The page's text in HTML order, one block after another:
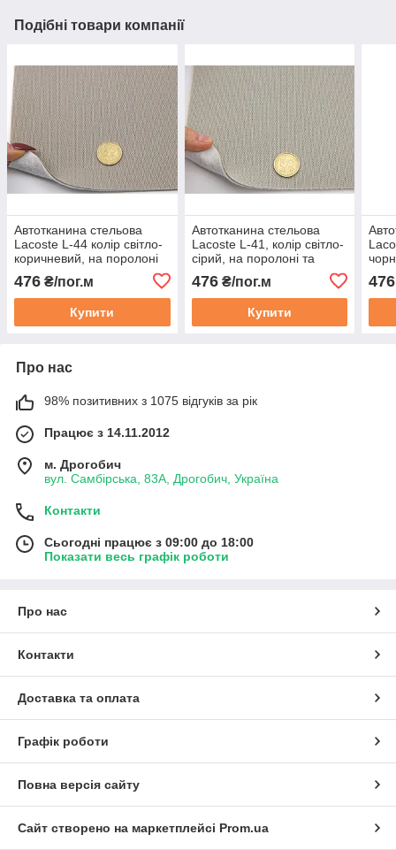
Подібні товари компанії
Автотканина стельова
Lacoste L-44 колір світло-
коричневий, на поролоні
та повсті, товщ. 3мм, шир.
165см, Туреччина
476 ₴/пог.м
Купити
Автотканина стельова
Lacoste L-41, колір світло-
сірий, на поролоні та
165см, Туреччина
476₴/пог.м
Купити
476
Про нас
98% позитивних з 1075 відгуків за рік
Працює з 14.11.2012
м. Дрогобич
вул. Самбірська, 83А, Дрогобич, Україна
Контакти
Сьогодні працює з 09:00 до 18:00
Показати весь графік роботи
Про нас
Контакти
Доставка та оплата
Графік роботи
Повна версія сайту
Сайт створено на маркетплейсі Prom.ua